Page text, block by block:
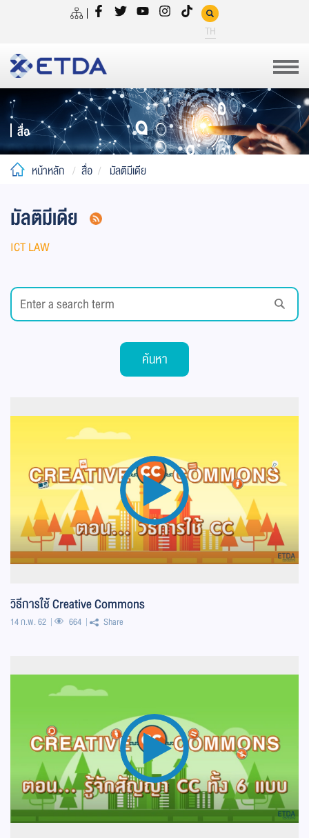
TH
สื่อ
หน้าหลัก สื่อ มัลติมีเดีย
มัลติมีเดีย
ICT LAW
ค้นหา
วิธีการใช้ Creative Commons
14 ก.พ. 62 664 Share